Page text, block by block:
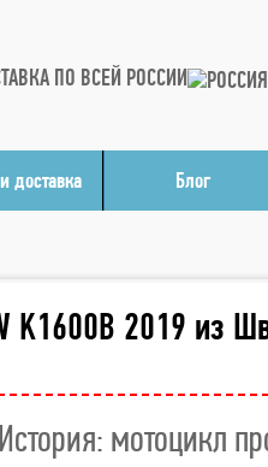
ПО ВСЕЙ РОССИИ
доставка Блог
K1600B 2019 из
История: мотоцикл